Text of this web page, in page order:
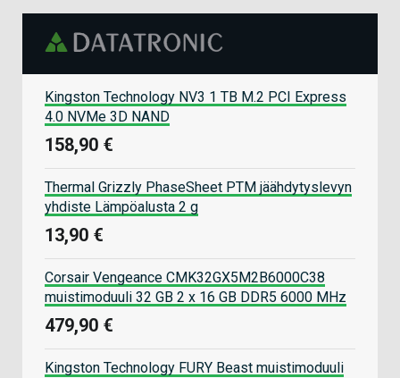
Kingston Technology NV3 1 TB M.2 PCI Express
4.0 NVMe 3D NAND
158,90 €
Thermal Grizzly PhaseSheet PTM jäähdytyslevyn
yhdiste Lämpöalusta 2 g
13,90 €
Corsair Vengeance CMK32GX5M2B6000C38
muistimoduuli 32 GB 2 x 16 GB DDR5 6000 MHz
479,90 €
Kingston Technology FURY Beast muistimoduuli